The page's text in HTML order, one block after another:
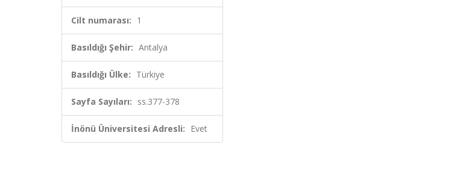
Cilt numarası: 1
Basıldığı Şehir: Antalya
Basıldığı Ülke: Türkiye
Sayfa Sayıları: ss.377-378
İnönü Üniversitesi Adresli: Evet